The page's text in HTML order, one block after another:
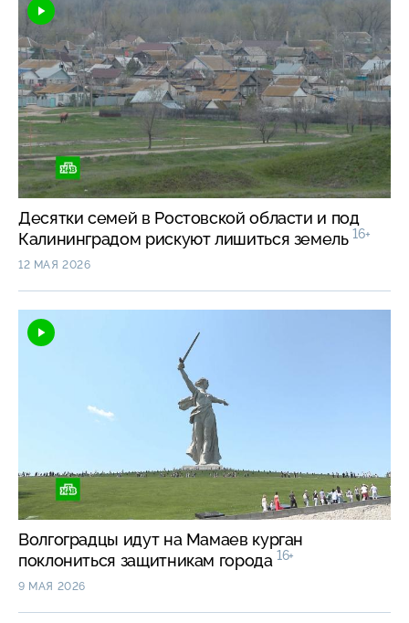
Десятки семей в Ростовской области и под
Калининградом рискуют лишиться земель 16+
12 МАЯ 2026
Волгоградцы идут на Мамаев курган
поклониться защитникам города 16+
9 МАЯ 2026